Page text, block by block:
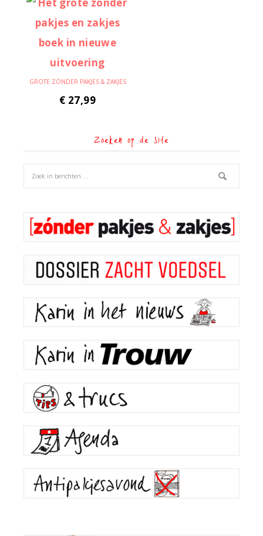
GROTE ZÓNDER PAKJES & ZAKJES
€ 27,99
Zoeken op de site